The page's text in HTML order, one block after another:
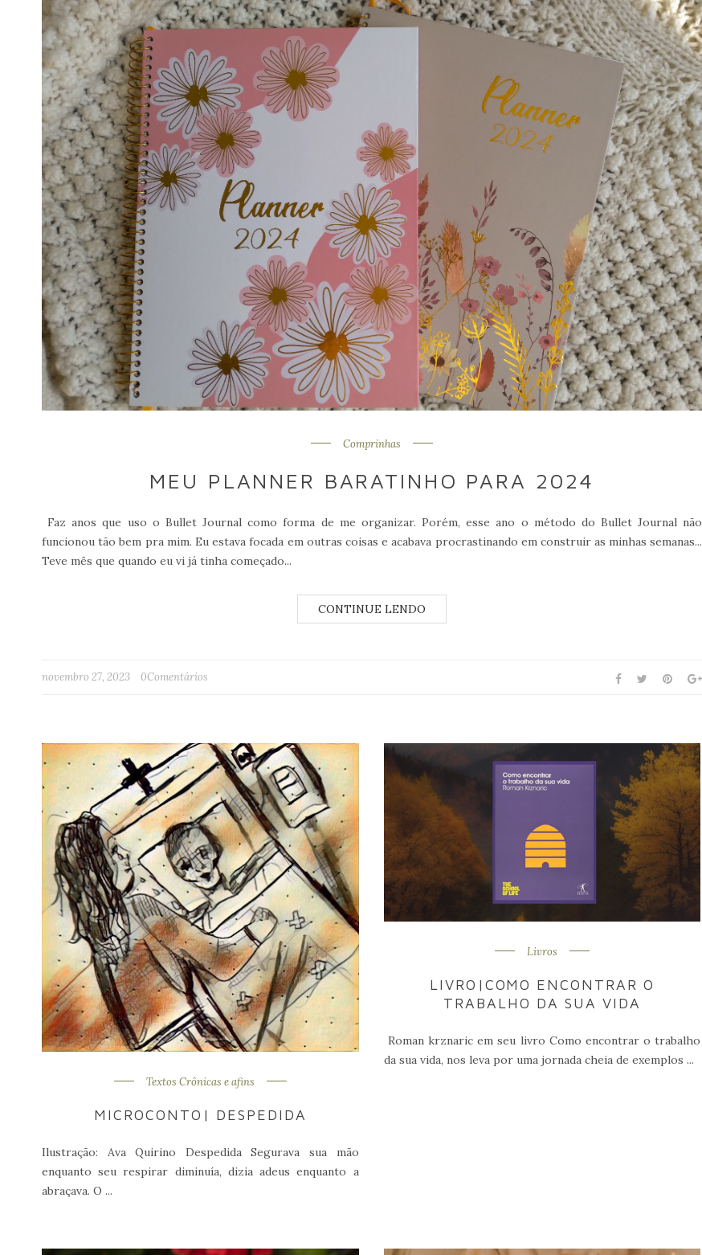
Comprinhas
MEU PLANNER BARATINHO PARA 2024
Faz anos que uso o Bullet Journal como forma de me organizar. Porém, esse ano o método do Bullet Journal não
funcionou tão bem pra mim. Eu estava focada em outras coisas e acabava procrastinando em construir as minhas semanas...
Teve mês que quando eu vi já tinha começado...
novembro 27, 2023 0Comentários
Textos Crônicas e afins
MICROCONTO| DESPEDIDA
Ilustração: Ava Quirino Despedida Segurava sua mão
enquanto seu respirar diminuía, dizia adeus enquanto a
abraçava. O ...
Livros
LIVRO|COMO ENCONTRAR O
TRABALHO DA SUA VIDA
Roman krznaric em seu livro Como encontrar o trabalho
da sua vida, nos leva por uma jornada cheia de exemplos ...